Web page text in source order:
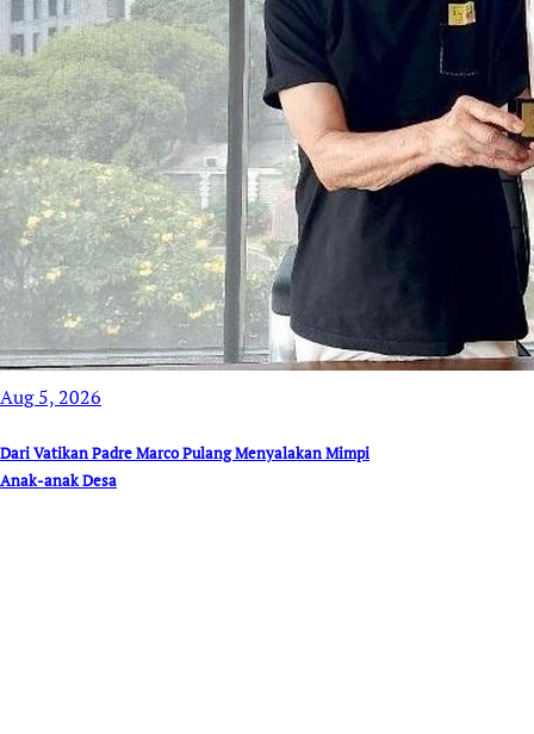
Aug 5, 2026
Dari Vatikan Padre Marco Pulang Menyalakan Mimpi
Anak-anak Desa